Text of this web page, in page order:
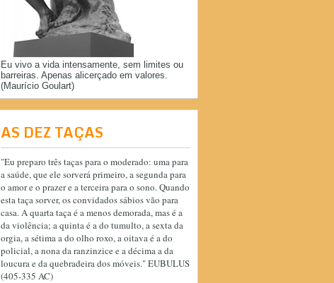
Eu vivo a vida intensamente, sem limites ou
barreiras. Apenas alicerçado em valores.
(Maurício Goulart)
AS DEZ TAÇAS
"Eu preparo três taças para o moderado: uma para
a saúde, que ele sorverá primeiro, a segunda para
o amor e o prazer e a terceira para o sono. Quando
esta taça sorver, os convidados sábios vão para
casa. A quarta taça é a menos demorada, mas é a
da violência; a quinta é a do tumulto, a sexta da
orgia, a sétima a do olho roxo, a oitava é a do
policial, a nona da ranzinzice e a décima a da
loucura e da quebradeira dos móveis." EUBULUS
(405-335 AC)